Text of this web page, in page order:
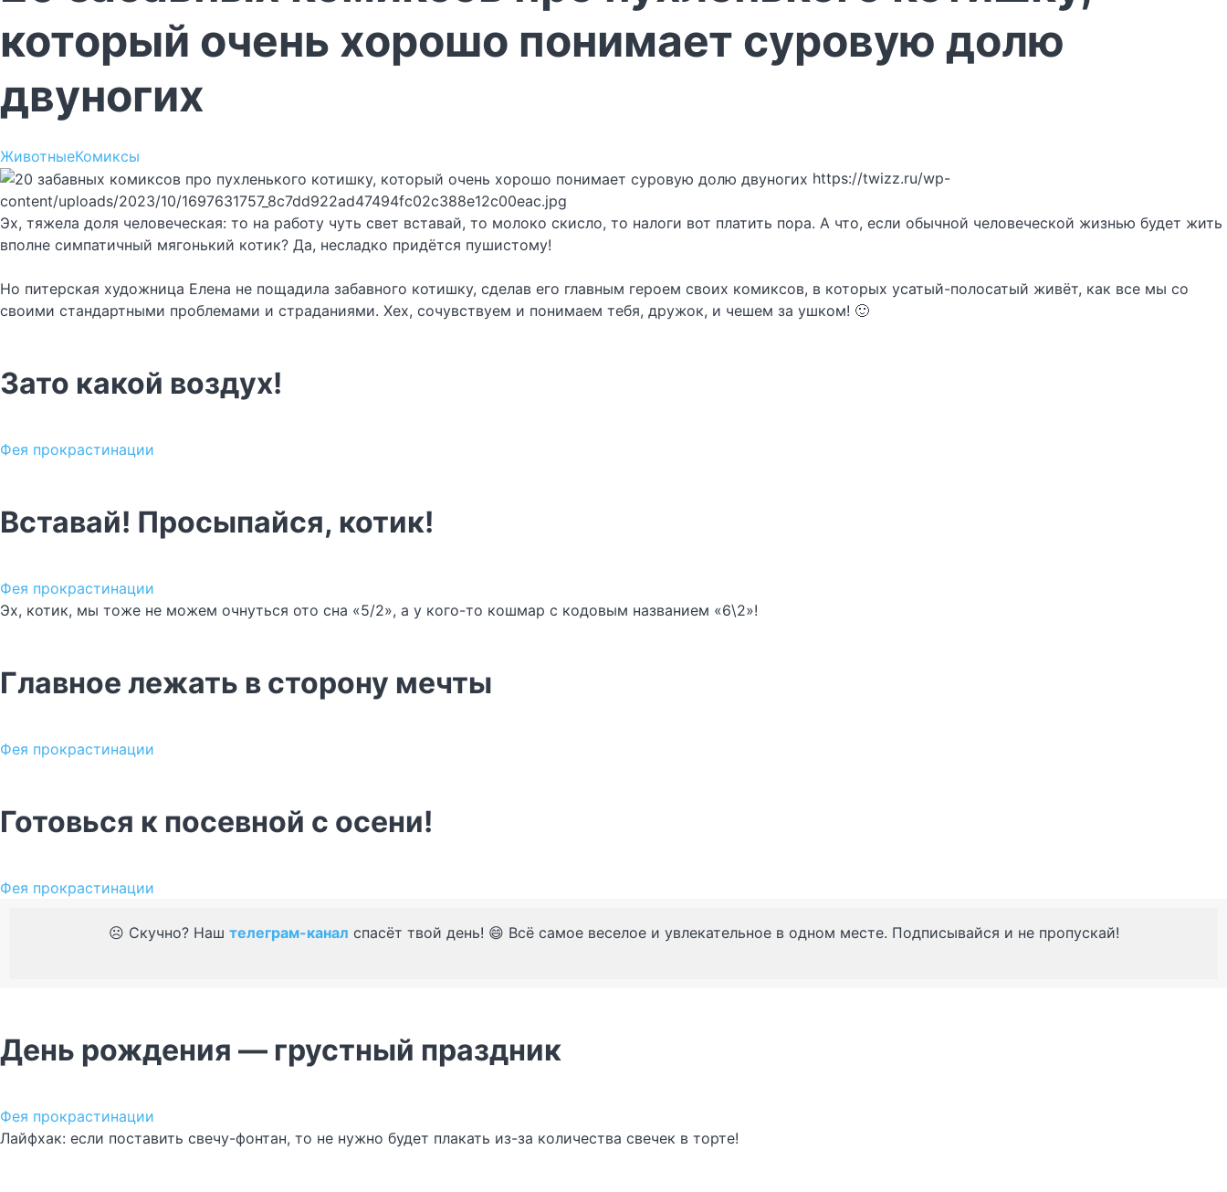
который очень хорошо понимает суровую долю
двуногих
ЖивотныеКомиксы
https://twizz.ru/wp-
content/uploads/2023/10/1697631757_8c7dd922ad47494fc02c388e12c00eac.jpg
Эх, тяжела доля человеческая: то на работу чуть свет вставай, то молоко скисло, то налоги вот платить пора. А что, если обычной человеческой жизнью будет жить
вполне симпатичный мягонький котик? Да, несладко придётся пушистому!
Но питерская художница Елена не пощадила забавного котишку, сделав его главным героем своих комиксов, в которых усатый-полосатый живёт, как все мы со
своими стандартными проблемами и страданиями. Хех, сочувствуем и понимаем тебя, дружок, и чешем за ушком! 🙂
Зато какой воздух!
Фея прокрастинации
Вставай! Просыпайся, котик!
Фея прокрастинации
Эх, котик, мы тоже не можем очнуться ото сна «5/2», а у кого-то кошмар с кодовым названием «6\2»!
Главное лежать в сторону мечты
Фея прокрастинации
Готовься к посевной с осени!
Фея прокрастинации
☹️ Скучно? Наш телеграм-канал спасёт твой день! 😄 Всё самое веселое и увлекательное в одном месте. Подписывайся и не пропускай!
День рождения — грустный праздник
Фея прокрастинации
Лайфхак: если поставить свечу-фонтан, то не нужно будет плакать из-за количества свечек в торте!